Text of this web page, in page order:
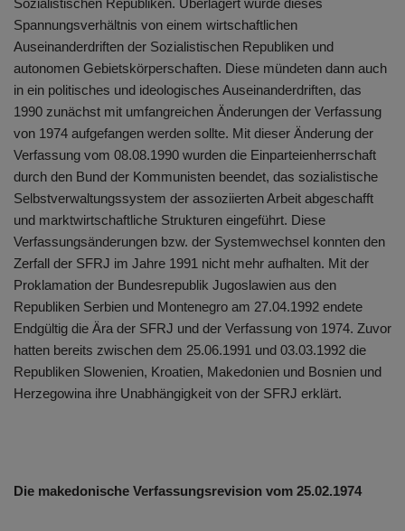
Sozialistischen Republiken. Überlagert wurde dieses
Spannungsverhältnis von einem wirtschaftlichen
Auseinanderdriften der Sozialistischen Republiken und
autonomen Gebietskörperschaften. Diese mündeten dann auch
in ein politisches und ideologisches Auseinanderdriften, das
1990 zunächst mit umfangreichen Änderungen der Verfassung
von 1974 aufgefangen werden sollte. Mit dieser Änderung der
Verfassung vom 08.08.1990 wurden die Einparteienherrschaft
durch den Bund der Kommunisten beendet, das sozialistische
Selbstverwaltungssystem der assoziierten Arbeit abgeschafft
und marktwirtschaftliche Strukturen eingeführt. Diese
Verfassungsänderungen bzw. der Systemwechsel konnten den
Zerfall der SFRJ im Jahre 1991 nicht mehr aufhalten. Mit der
Proklamation der Bundesrepublik Jugoslawien aus den
Republiken Serbien und Montenegro am 27.04.1992 endete
Endgültig die Ära der SFRJ und der Verfassung von 1974. Zuvor
hatten bereits zwischen dem 25.06.1991 und 03.03.1992 die
Republiken Slowenien, Kroatien, Makedonien und Bosnien und
Herzegowina ihre Unabhängigkeit von der SFRJ erklärt.
Die makedonische Verfassungsrevision vom 25.02.1974